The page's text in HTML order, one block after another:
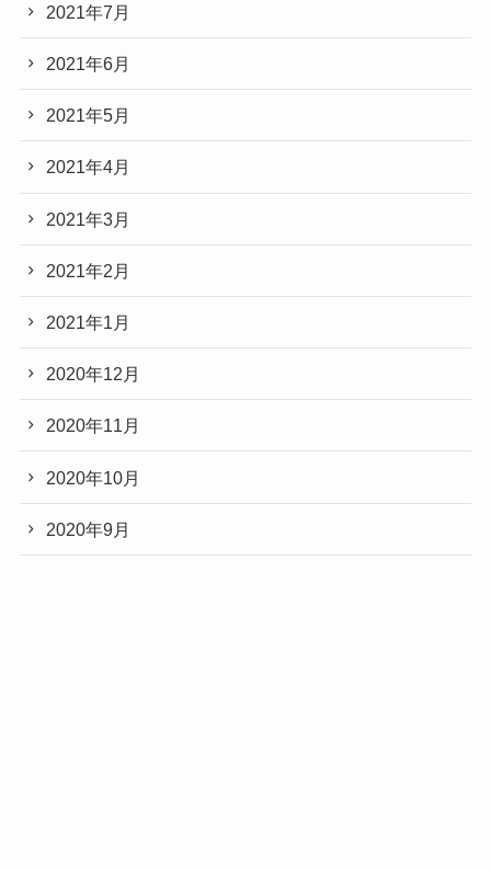
2021年7月
2021年6月
2021年5月
2021年4月
2021年3月
2021年2月
2021年1月
2020年12月
2020年11月
2020年10月
2020年9月